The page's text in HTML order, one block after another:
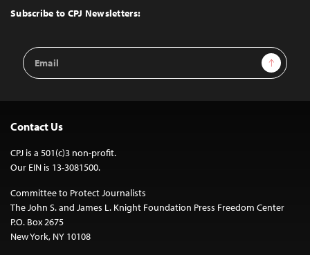
Top
Subscribe to CPJ Newsletters:
Email
Address
Sign Up
Contact Us
CPJ is a 501(c)3 non-profit.
Our EIN is 13-3081500.
Committee to Protect Journalists
The John S. and James L. Knight Foundation Press Freedom Center
P.O. Box 2675
New York, NY 10108